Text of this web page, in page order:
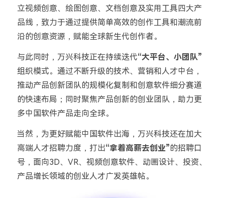
立视频创意、绘图创意、文档创意及实用工具四大产
品线，致力于通过提供简单高效的创作工具和潮流前
沿的创意资源，赋能全球新生代创作者。
与此同时，万兴科技正在持续迭代“大平台、小团队”
组织模式。通过不断升级的技术、营销和人才中台，
推动产品创新团队的规模化复制和创意软件细分赛道
的快速布局；同时聚焦产品创新的创业团队，助力更
多中国软件产品走向全球。
当然，为更好赋能中国软件出海，万兴科技还在加大
高端人才招聘力度，打出“拿着高薪去创业”的招聘口
号，面向3D、VR、视频创意软件、动画设计、投资、
产品增长领域的创业人才广发英雄帖。